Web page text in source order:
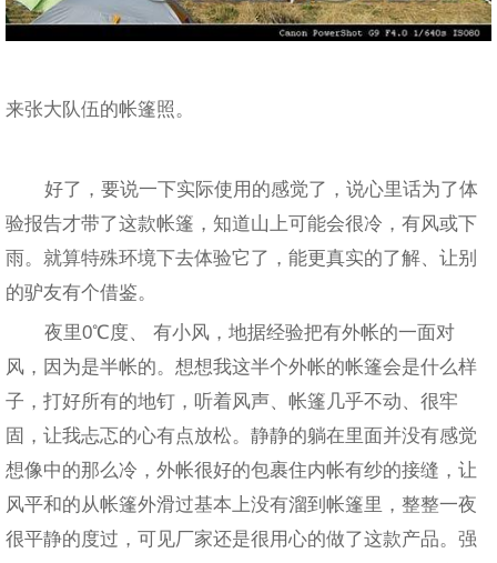
来张大队伍的帐篷照。
好了，要说一下实际使用的感觉了，说心里话为了体
验报告才带了这款帐篷，知道山上可能会很冷，有风或下
雨。就算特殊环境下去体验它了，能更真实的了解、让别
的驴友有个借鉴。
夜里0℃度、 有小风，地据经验把有外帐的一面对
风，因为是半帐的。想想我这半个外帐的帐篷会是什么样
子，打好所有的地钉，听着风声、帐篷几乎不动、很牢
固，让我忐忑的心有点放松。静静的躺在里面并没有感觉
想像中的那么冷，外帐很好的包裹住内帐有纱的接缝，让
风平和的从帐篷外滑过基本上没有溜到帐篷里，整整一夜
很平静的度过，可见厂家还是很用心的做了这款产品。强